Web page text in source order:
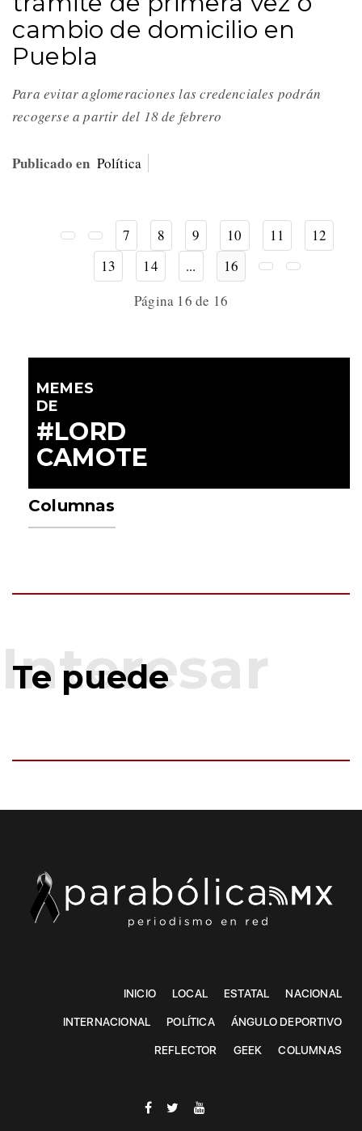
cambio de domicilio en
Puebla
Para evitar aglomeraciones las credenciales podrán
recogerse a partir del 18 de febrero
Publicado en Política
7 8 9 10 11
12
13
14 ...
16
Página 16 de 16
MEMES
DE
#LORD
CAMOTE
Columnas
Te puede
INICIO LOCAL ESTATAL NACIONAL
INTERNACIONAL POLÍTICA ÁNGULO DEPORTIVO
REFLECTOR GEEK COLUMNAS